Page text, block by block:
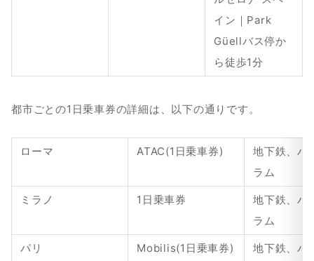
イン｜Park
Güellバス停か
ら徒歩1分
都市ごとの1日乗車券の詳細は、以下の通りです。
ローマ ATAC(1日乗車券)
地下鉄、バ
ラム
ミラノ 1日乗車券
地下鉄、バ
ラム
パリ Mobilis(1日乗車券)
地下鉄、バ